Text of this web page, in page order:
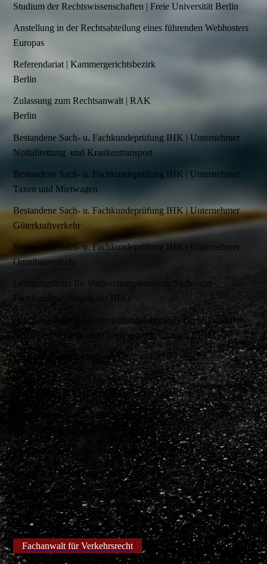
Studium der Rechtswissenschaften | Freie Universität Berlin
Anstellung in der Rechtsabteilung eines führenden Webhosters
Europas
Referendariat | Kammergerichtsbezirk
Berlin
Zulassung zum Rechtsanwalt | RAK
Berlin
Bestandene Sach- u. Fachkundeprüfung IHK | Unternehmer
Notfallrettung und Krankentransport
Bestandene Sach- u. Fachkundeprüfung IHK | Unternehmer
Taxen und Mietwagen
Bestandene Sach- u. Fachkundeprüfung IHK | Unternehmer
Güterkraftverkehr
Bestandene Sach- u. Fachkundeprüfung IHK | Unternehmer
Omnibusverkehr
Lehrgangsleiter für Vorbereitungskurse zu Sach- und
Fachkundeprüfungen der IHKs
Lehrgangsleiter für Weiterbildungslehrgänge Berufskraftfahrer
(Güterkraftverkehr und Omnibusverkehr) nach BKrFQG
Zulassung zum Fachanwalt für
Verkehrsrecht
Zulassung zum Fachanwalt für Versicherungsrecht
Lehrtätigkeit als Ausbilder Recht für
Fahrlehrerausbildungsstätte | Fahrschule
Mitglied in der Rechtsanwaltskammer Berlin
Mitglied im Deutschen Anwaltsverein
Mitglied im Anwaltsverein Berlin
Mitglied in der ARGE Verkehrsrecht
Fachanwalt für Verkehrsrecht